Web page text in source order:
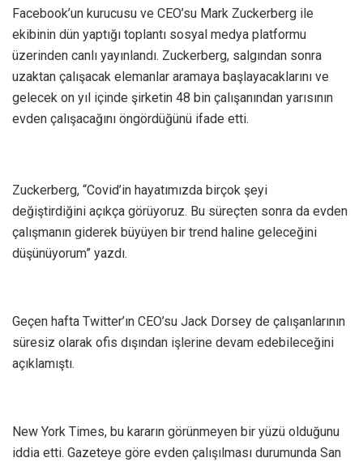
Facebook’un kurucusu ve CEO’su Mark Zuckerberg ile
ekibinin dün yaptığı toplantı sosyal medya platformu
üzerinden canlı yayınlandı. Zuckerberg, salgından sonra
uzaktan çalışacak elemanlar aramaya başlayacaklarını ve
gelecek on yıl içinde şirketin 48 bin çalışanından yarısının
evden çalışacağını öngördüğünü ifade etti.
Zuckerberg, “Covid’in hayatımızda birçok şeyi
değiştirdiğini açıkça görüyoruz. Bu süreçten sonra da evden
çalışmanın giderek büyüyen bir trend haline geleceğini
düşünüyorum” yazdı.
Geçen hafta Twitter’ın CEO’su Jack Dorsey de çalışanlarının
süresiz olarak ofis dışından işlerine devam edebileceğini
açıklamıştı.
New York Times, bu kararın görünmeyen bir yüzü olduğunu
iddia etti. Gazeteye göre evden çalışılması durumunda San